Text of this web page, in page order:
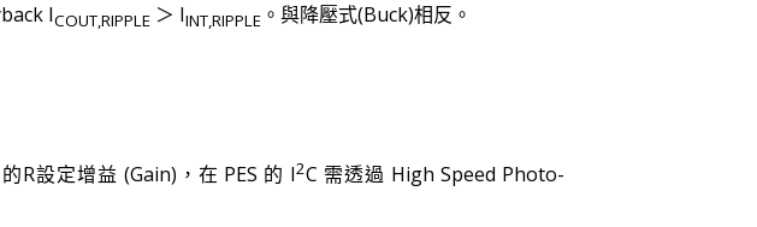
ICOUT,RIPPLE ＞ IINT,RIPPLE 。與降壓式(Buck)相反。
R設定增益 (Gain)，在 PES 的 I2C 需透過 High Speed Photo-